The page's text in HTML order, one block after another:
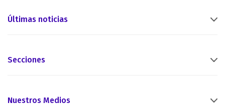
Últimas noticias
Secciones
Nuestros Medios